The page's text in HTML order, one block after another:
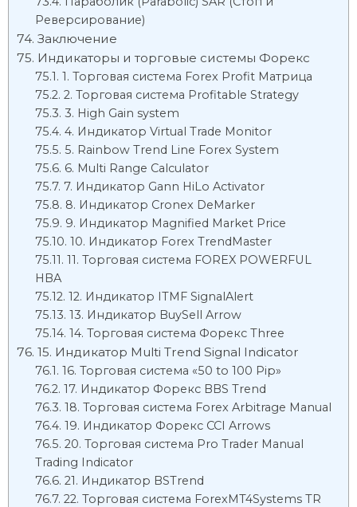
Реверсирование)
Заключение
Индикаторы и торговые системы Форекс
1. Торговая система Forex Profit Матрица
2. Торговая система Profitable Strategy
3. High Gain system
4. Индикатор Virtual Trade Monitor
5. Rainbow Trend Line Forex System
6. Multi Range Calculator
7. Индикатор Gann HiLo Activator
8. Индикатор Cronex DeMarker
9. Индикатор Magnified Market Price
10. Индикатор Forex TrendMaster
11. Торговая система FOREX POWERFUL
HBA
12. Индикатор ITMF SignalAlert
13. Индикатор BuySell Arrow
14. Торговая система Форекс Three
15. Индикатор Multi Trend Signal Indicator
16. Торговая система «50 to 100 Pip»
17. Индикатор Форекс BBS Trend
18. Торговая система Forex Arbitrage Manual
19. Индикатор Форекс CCI Arrows
20. Торговая система Pro Trader Manual
Trading Indicator
21. Индикатор BSTrend
22. Торговая система ForexMT4Systems TR